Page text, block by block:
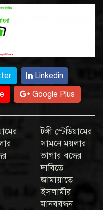
Linkedin
Google Plus
টঙ্গী স্টেডিয়ামের
সামনে ময়লার
ভাগার বন্ধের
দাবিতে
জামায়াতে
ইসলামীর
মানববন্ধন